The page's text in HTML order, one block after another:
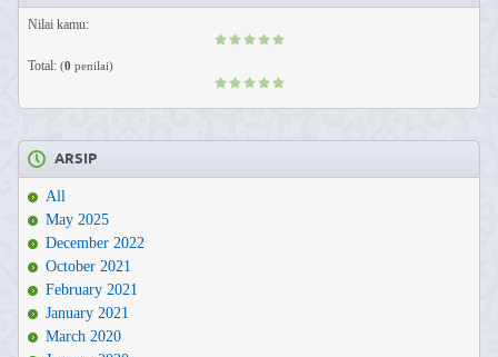
Nilai kamu:
Total: (0 penilai)
ARSIP
All
May 2025
December 2022
October 2021
February 2021
January 2021
March 2020